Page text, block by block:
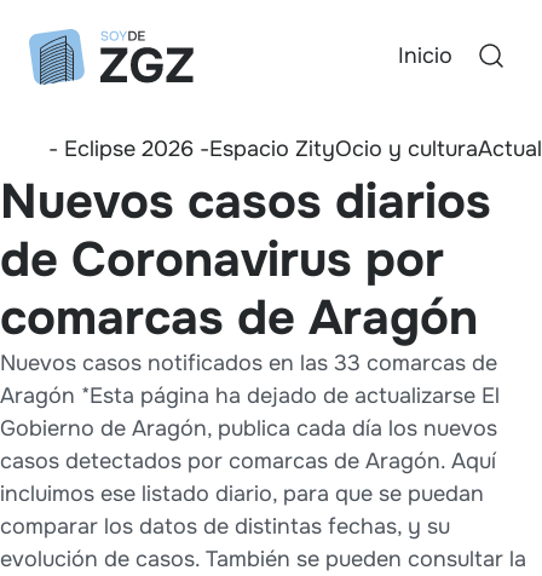
Inicio
- Eclipse 2026 -Espacio ZityOcio y cultura
Nuevos casos diarios
de Coronavirus por
comarcas de Aragón
Nuevos casos notificados en las 33 comarcas de
Aragón *Esta página ha dejado de actualizarse El
Gobierno de Aragón, publica cada día los nuevos
casos detectados por comarcas de Aragón. Aquí
incluimos ese listado diario, para que se puedan
comparar los datos de distintas fechas, y su
evolución de casos. También se pueden consultar la